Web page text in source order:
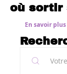
où sortir
En savoir plus